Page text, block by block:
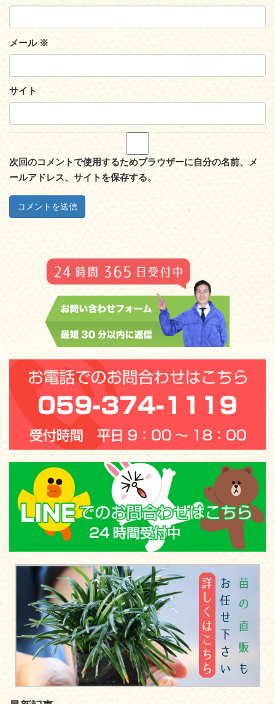
メール※
サイト
次回のコメントで使用するためブラウザーに自分の名前、メ
ールアドレス、サイトを保存する。